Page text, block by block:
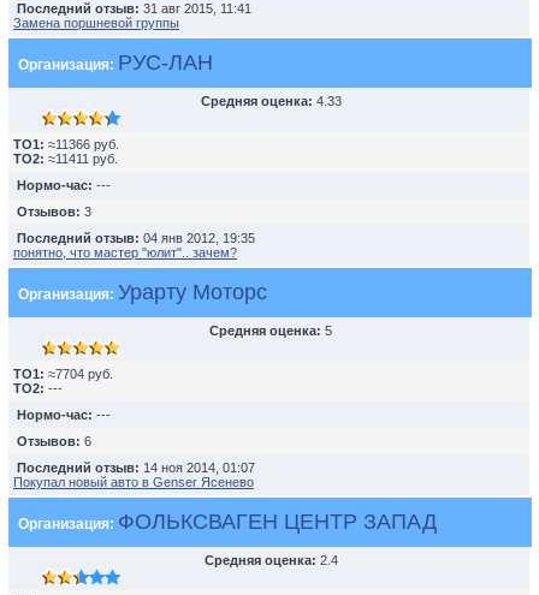
Последний отзыв: 31 авг 2015, 11:41
Замена поршневой группы
Организация: РУС-ЛАН
Средняя оценка: 4.33
TO1: ≈11366 руб.
TO2: ≈11411 руб.
Нормо-час: ---
Отзывов: 3
Последний отзыв: 04 янв 2012, 19:35
понятно, что мастер "юлит".. зачем?
Организация: Урарту Моторс
Средняя оценка: 5
TO1: ≈7704 руб.
TO2: ---
Нормо-час: ---
Отзывов: 6
Последний отзыв: 14 ноя 2014, 01:07
Покупал новый авто в Genser Ясенево
Организация: ФОЛЬКСВАГЕН ЦЕНТР ЗАПАД
Средняя оценка: 2.4